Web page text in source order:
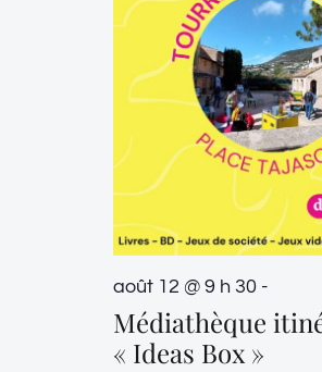
août 12 @ 9 h 30 -
Médiathèque
« Ideas Box »